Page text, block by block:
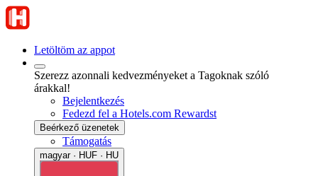
Letöltöm az appot
Szerezz azonnali kedvezményeket a Tagoknak szóló
árakkal!
Bejelentkezés
Fedezd fel a Hotels.com Rewardst
Beérkező üzenetek
Támogatás
magyar · HUF · HU